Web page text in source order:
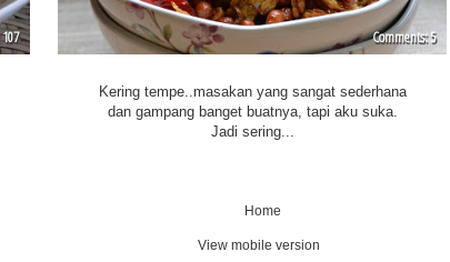
107
Kering tempe..masakan yang sangat sederhana
dan gampang banget buatnya, tapi aku suka.
Jadi sering...
5
Home
View mobile version